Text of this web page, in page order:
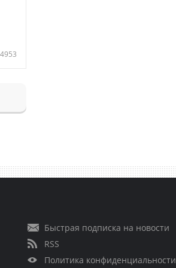
4953
Быстрая подписка на новости
RSS
Политика конфиденциальности